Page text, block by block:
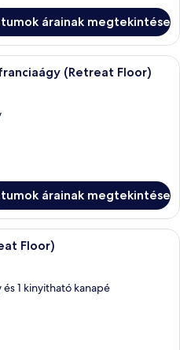
árainak megtekintése
Egy szállodai szoba, amelyben egy
(Retreat Floor)
árainak megtekintése
Egy modern nappali, melyben
Floor)
1 kinyitható kanapé